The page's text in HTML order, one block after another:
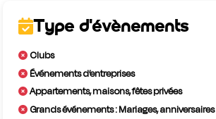
Type d'évènements
Clubs
Événements d’entreprises
Appartements, maisons, fêtes privées
Grands événements : Mariages, anniversaires